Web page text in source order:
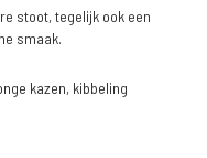
stoot, tegelijk ook een
smaak.
kazen, kibbeling